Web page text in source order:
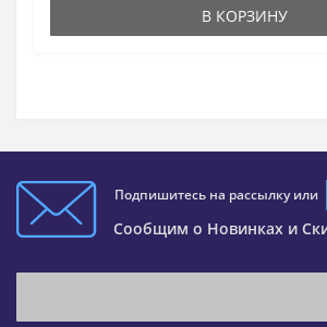
В КОРЗИНУ
Подпишитесь на рассылку или
Сообщим о Новинках и